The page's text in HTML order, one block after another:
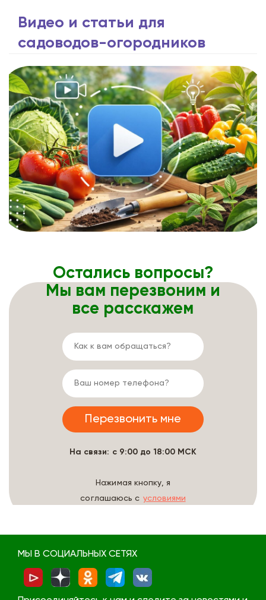
Видео и статьи для
садоводов-огородников
Остались вопросы?
Мы вам перезвоним и
все расскажем
На связи: с 9:00 до 18:00 МСК
Нажимая кнопку, я
соглашаюсь с условиями
МЫ В СОЦИАЛЬНЫХ СЕТЯХ